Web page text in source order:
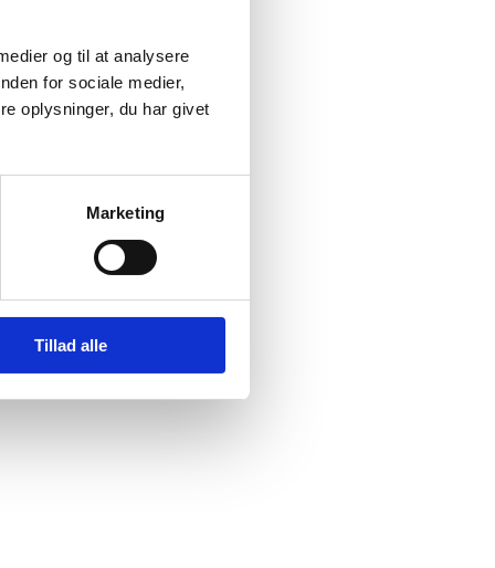
og til at analysere
for sociale medier,
oplysninger, du har givet
Marketing
Tillad alle